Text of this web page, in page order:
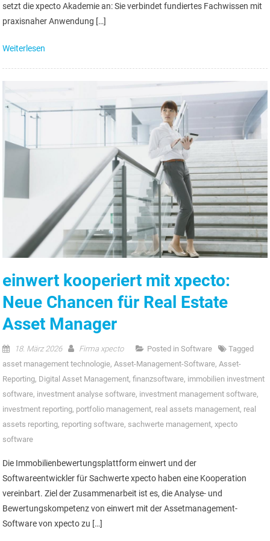
setzt die xpecto Akademie an: Sie verbindet fundiertes Fachwissen mit
praxisnaher Anwendung […]
Weiterlesen
einwert kooperiert mit xpecto:
Neue Chancen für Real Estate
Asset Manager
18. März 2026 Firma xpecto Posted inSoftware
Tagged
asset management technologie, Asset-Management-Software, Asset-
Reporting, Digital Asset Management,finanzsoftware, immobilien investment
software, investment analyse software, investment management software,
investment reporting, portfolio management, real assets management, real
assets reporting, reporting software, sachwerte management,xpecto
software
Die Immobilienbewertungsplattform einwert und der
Softwareentwickler für Sachwerte xpecto haben eine Kooperation
vereinbart. Ziel der Zusammenarbeit ist es, die Analyse- und
Bewertungskompetenz von einwert mit der Assetmanagement-
Software von xpecto zu […]